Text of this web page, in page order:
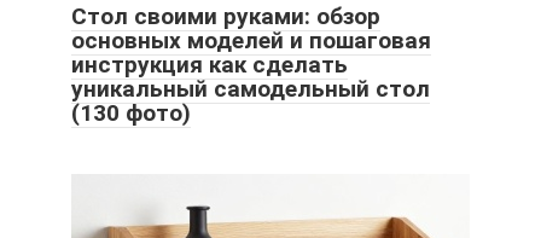
Стол своими руками: обзор
основных моделей и пошаговая
инструкция как сделать
уникальный самодельный стол
(130 фото)